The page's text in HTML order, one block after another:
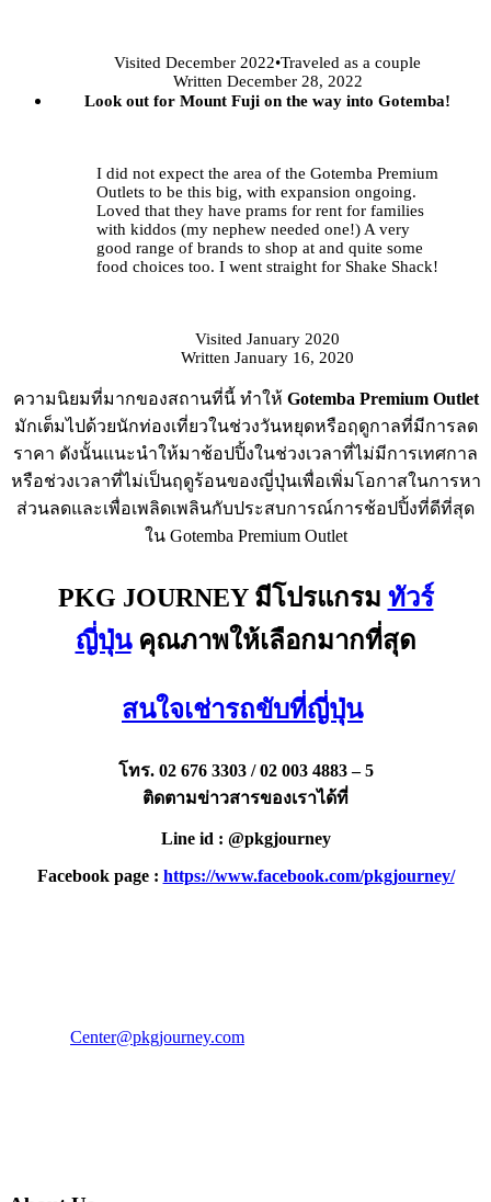
Visited December 2022•Traveled as a couple
Written December 28, 2022
Look out for Mount Fuji on the way into Gotemba!
I did not expect the area of the Gotemba Premium
Outlets to be this big, with expansion ongoing.
Loved that they have prams for rent for families
with kiddos (my nephew needed one!) A very
good range of brands to shop at and quite some
food choices too. I went straight for Shake Shack!
Visited January 2020
Written January 16, 2020
ความนิยมที่มากของสถานที่นี้ ทำให้ Gotemba Premium Outlet
มักเต็มไปด้วยนักท่องเที่ยวในช่วงวันหยุดหรือฤดูกาลที่มีการลด
ราคา ดังนั้นแนะนำให้มาช้อปปิ้งในช่วงเวลาที่ไม่มีการเทศกาล
หรือช่วงเวลาที่ไม่เป็นฤดูร้อนของญี่ปุ่นเพื่อเพิ่มโอกาสในการหา
ส่วนลดและเพื่อเพลิดเพลินกับประสบการณ์การช้อปปิ้งที่ดีที่สุด
ใน Gotemba Premium Outlet
PKG JOURNEY มีโปรแกรม ทัวร์
ญี่ปุ่นคุณภาพให้เลือกมากที่สุด
สนใจเช่ารถขับที่ญี่ปุ่น
โทร. 02 676 3303 / 02 003 4883 – 5
ติดตามข่าวสารของเราได้ที่
Line id : @pkgjourney
Facebook page : https://www.facebook.com/pkgjourney/
Center@pkgjourney.com